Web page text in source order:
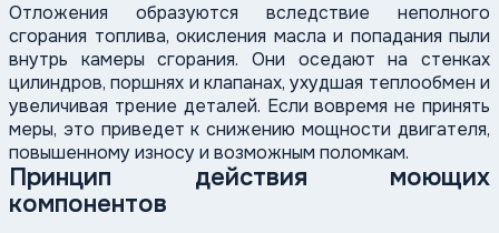
Отложения образуются вследствие неполного
сгорания топлива, окисления масла и попадания пыли
внутрь камеры сгорания. Они оседают на стенках
цилиндров, поршнях и клапанах, ухудшая теплообмен и
увеличивая трение деталей. Если вовремя не принять
меры, это приведет к снижению мощности двигателя,
повышенному износу и возможным поломкам.
Принцип действия моющих
компонентов